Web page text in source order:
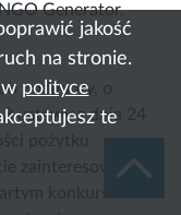
jakość
na stronie.
polityce
te
Generator.
podmioty, o
ustawy z dnia 24
pożytku
zainteresowane
konkursie